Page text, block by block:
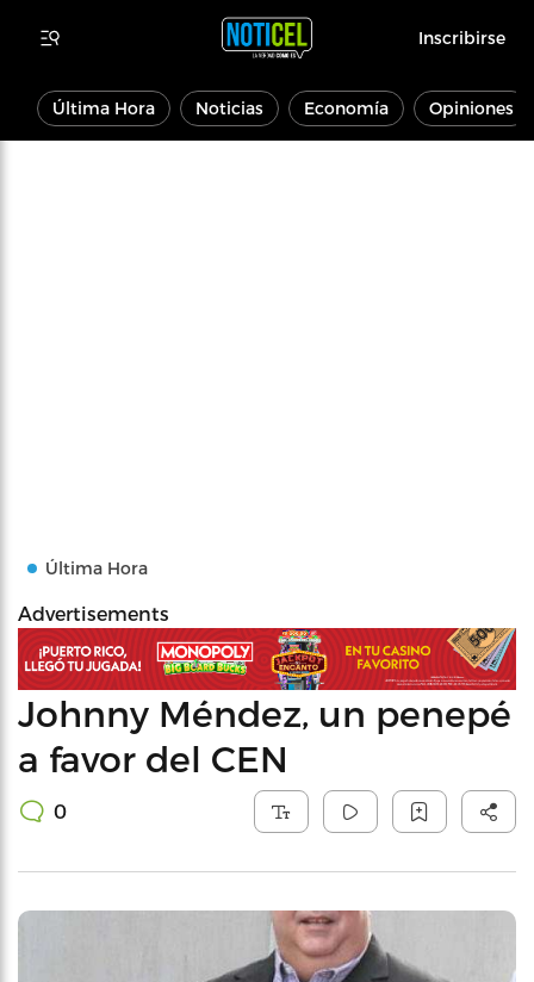
Inscribirse
Última Hora Noticias Economía Opiniones
Última Hora
Advertisements
Johnny Méndez, un penepé
a favor del CEN
0